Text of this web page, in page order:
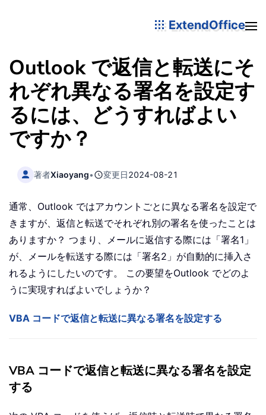
ExtendOffice
Outlook で返信と転送にそ
れぞれ異なる署名を設定す
るには、どうすればよい
ですか？
著者Xiaoyang• 変更日2024-08-21
通常、Outlook ではアカウントごとに異なる署名を設定で
きますが、返信と転送でそれぞれ別の署名を使ったことは
ありますか？ つまり、メールに返信する際には「署名1」
が、メールを転送する際には「署名2」が自動的に挿入さ
れるようにしたいのです。 この要望をOutlook でどのよ
うに実現すればよいでしょうか？
VBA コードで返信と転送に異なる署名を設定する
VBA コードで返信と転送に異なる署名を設定
する